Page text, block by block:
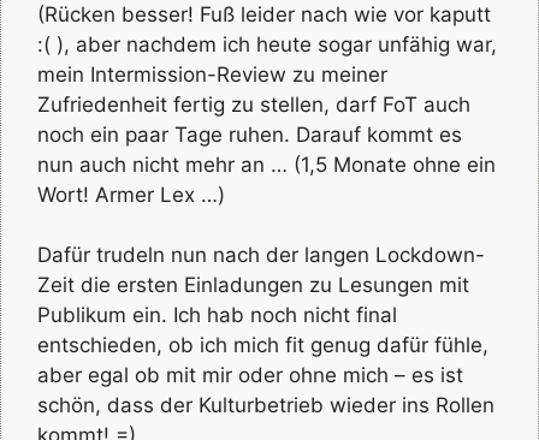
(Rücken besser! Fuß leider nach wie vor kaputt
:( ), aber nachdem ich heute sogar unfähig war,
mein Intermission-Review zu meiner
Zufriedenheit fertig zu stellen, darf FoT auch
noch ein paar Tage ruhen. Darauf kommt es
nun auch nicht mehr an … (1,5 Monate ohne ein
Wort! Armer Lex …)
Dafür trudeln nun nach der langen Lockdown-
Zeit die ersten Einladungen zu Lesungen mit
Publikum ein. Ich hab noch nicht final
entschieden, ob ich mich fit genug dafür fühle,
aber egal ob mit mir oder ohne mich – es ist
schön, dass der Kulturbetrieb wieder ins Rollen